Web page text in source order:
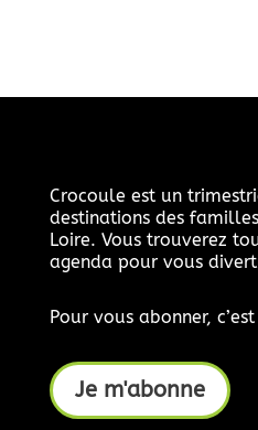
Crocoule est un
destinations des
Loire. Vous trouverez
agenda pour vous
Pour vous abonner,
Je m'abonne